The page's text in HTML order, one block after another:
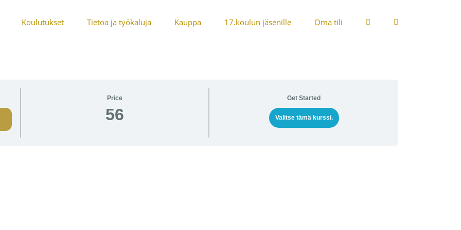
Koulutukset Tietoa ja työkaluja Kauppa 17.koulun jäsenille Oma tili
Price
56
Get Started
Valitse tämä kurssi.